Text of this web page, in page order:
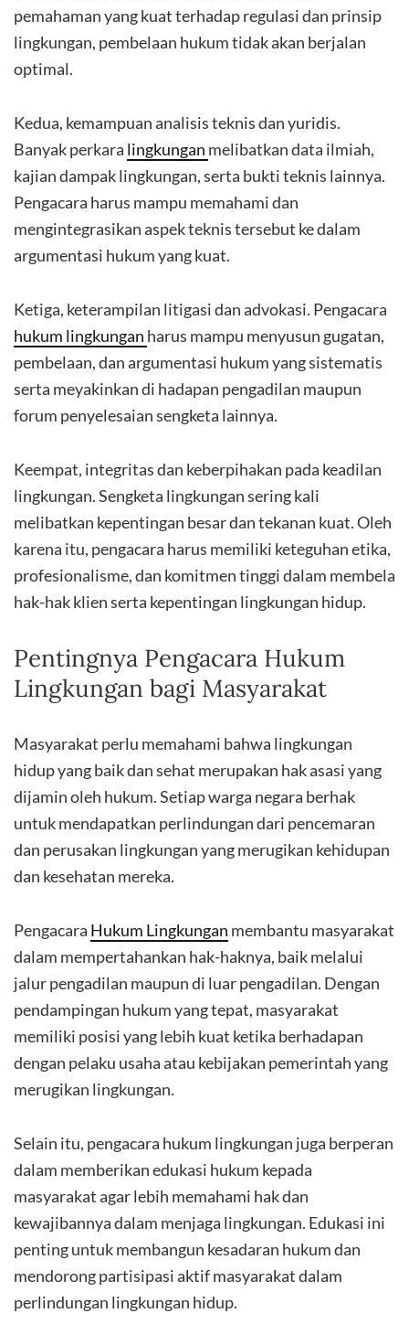
pemahaman yang kuat terhadap regulasi dan prinsip
lingkungan, pembelaan hukum tidak akan berjalan
optimal.
Kedua, kemampuan analisis teknis dan yuridis.
Banyak perkara lingkungan melibatkan data ilmiah,
kajian dampak lingkungan, serta bukti teknis lainnya.
Pengacara harus mampu memahami dan
mengintegrasikan aspek teknis tersebut ke dalam
argumentasi hukum yang kuat.
Ketiga, keterampilan litigasi dan advokasi. Pengacara
hukum lingkungan harus mampu menyusun gugatan,
pembelaan, dan argumentasi hukum yang sistematis
serta meyakinkan di hadapan pengadilan maupun
forum penyelesaian sengketa lainnya.
Keempat, integritas dan keberpihakan pada keadilan
lingkungan. Sengketa lingkungan sering kali
melibatkan kepentingan besar dan tekanan kuat. Oleh
karena itu, pengacara harus memiliki keteguhan etika,
profesionalisme, dan komitmen tinggi dalam membela
hak-hak klien serta kepentingan lingkungan hidup.
Pentingnya Pengacara Hukum
Lingkungan bagi Masyarakat
Masyarakat perlu memahami bahwa lingkungan
hidup yang baik dan sehat merupakan hak asasi yang
dijamin oleh hukum. Setiap warga negara berhak
untuk mendapatkan perlindungan dari pencemaran
dan perusakan lingkungan yang merugikan kehidupan
dan kesehatan mereka.
Pengacara Hukum Lingkungan membantu masyarakat
dalam mempertahankan hak-haknya, baik melalui
jalur pengadilan maupun di luar pengadilan. Dengan
pendampingan hukum yang tepat, masyarakat
memiliki posisi yang lebih kuat ketika berhadapan
dengan pelaku usaha atau kebijakan pemerintah yang
merugikan lingkungan.
Selain itu, pengacara hukum lingkungan juga berperan
dalam memberikan edukasi hukum kepada
masyarakat agar lebih memahami hak dan
kewajibannya dalam menjaga lingkungan. Edukasi ini
penting untuk membangun kesadaran hukum dan
mendorong partisipasi aktif masyarakat dalam
perlindungan lingkungan hidup.